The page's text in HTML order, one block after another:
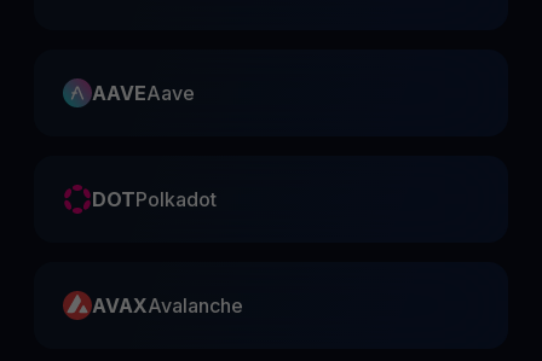
AAVEAave
DOTPolkadot
AVAXAvalanche